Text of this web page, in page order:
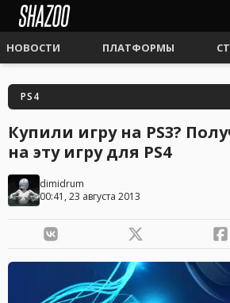
НОВОСТИ ПЛАТФОРМЫ
PS4
Купили игру на PS3?
на эту игру для PS4
dimidrum
00:41, 23 августа 2013